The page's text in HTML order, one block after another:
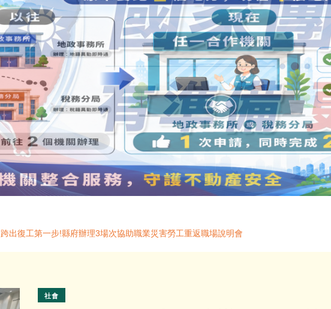
跨出復工第一步!縣府辦理3場次協助職業災害勞工重返職場說明會
社會